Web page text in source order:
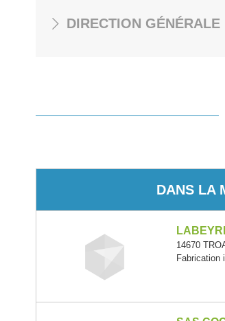
DIRECTION GÉNÉRALE
DANS LA
14670
Fabrication